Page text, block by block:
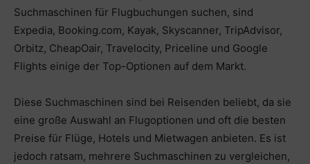
Suchmaschinen für Flugbuchungen suchen, sind
Expedia, Booking.com, Kayak, Skyscanner, TripAdvisor,
Orbitz, CheapOair, Travelocity, Priceline und Google
Flights einige der Top-Optionen auf dem Markt.
Diese Suchmaschinen sind bei Reisenden beliebt, da sie
eine große Auswahl an Flugoptionen und oft die besten
Preise für Flüge, Hotels und Mietwagen anbieten. Es ist
jedoch ratsam, mehrere Suchmaschinen zu vergleichen,